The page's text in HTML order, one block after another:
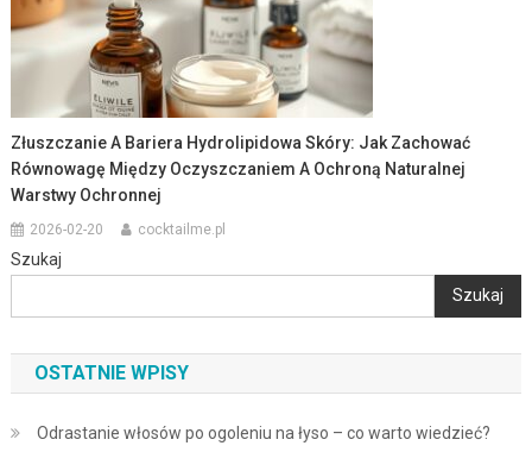
Złuszczanie A Bariera Hydrolipidowa Skóry: Jak Zachować
Równowagę Między Oczyszczaniem A Ochroną Naturalnej
Warstwy Ochronnej
2026-02-20 cocktailme.pl
Szukaj
Szukaj
OSTATNIE WPISY
Odrastanie włosów po ogoleniu na łyso – co warto wiedzieć?